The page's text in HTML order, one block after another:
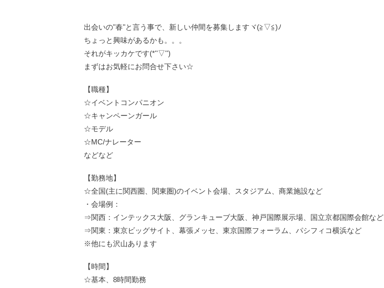
出会いの"春"と言う事で、新しい仲間を募集しますヾ(≧▽≦)ﾉ
ちょっと興味があるかも。。。
それがキッカケです(*''▽'')
まずはお気軽にお問合せ下さい☆
【職種】
☆イベントコンパニオン
☆キャンペーンガール
☆モデル
☆MC/ナレーター
などなど
【勤務地】
☆全国(主に関西圏、関東圏)のイベント会場、スタジアム、商業施設など
・会場例：
⇒関西：インテックス大阪、グランキューブ大阪、神戸国際展示場、国立京都国際会館など
⇒関東：東京ビッグサイト、幕張メッセ、東京国際フォーラム、パシフィコ横浜など
※他にも沢山あります
【時間】
☆基本、8時間勤務